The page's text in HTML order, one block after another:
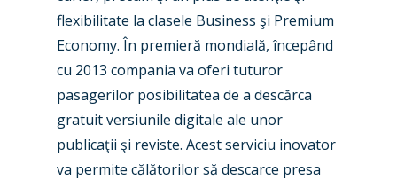
flexibilitate la clasele Business şi Premium
Economy. În premieră mondială, începând
cu 2013 compania va oferi tuturor
pasagerilor posibilitatea de a descărca
gratuit versiunile digitale ale unor
publicaţii şi reviste. Acest serviciu inovator
va permite călătorilor să descarce presa
Farnborough 2022
Dubai 2019
Paris 2019
Marketplace
Jobs
Contact